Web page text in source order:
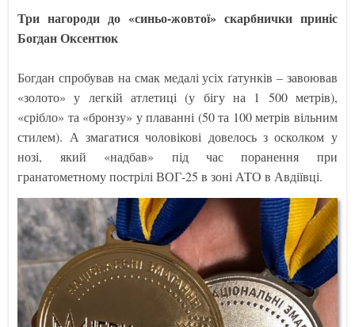
Три нагороди до «синьо-жовтої» скарбнички приніс
Богдан Оксентюк
Богдан спробував на смак медалі усіх ґатунків – завоював
«золото» у легкій атлетиці (у бігу на 1 500 метрів),
«срібло» та «бронзу» у плаванні (50 та 100 метрів вільним
стилем). А змагатися чоловікові довелось з осколком у
нозі, який «надбав» під час поранення при
гранатометному пострілі ВОГ-25 в зоні АТО в Авдіївці.